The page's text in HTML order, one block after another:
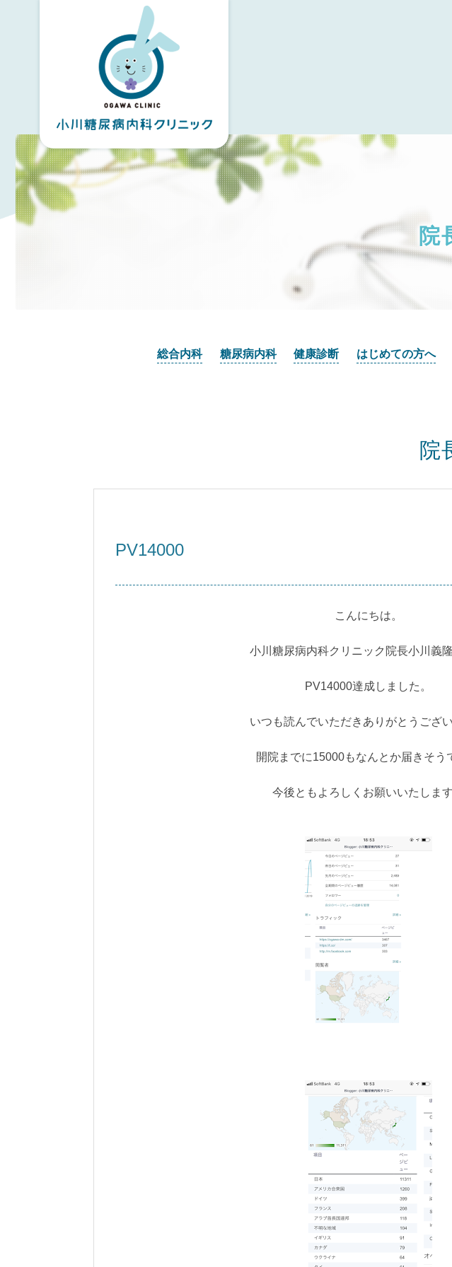
院
総合内科 糖尿病内科 健康診断 はじめての方へ
院
PV14000
こんにちは。
小川糖尿病内科クリニック院長小川義隆
PV14000達成しました。
いつも読んでいただきありがとうござい
開院までに15000もなんとか届きそう
今後ともよろしくお願いいたします